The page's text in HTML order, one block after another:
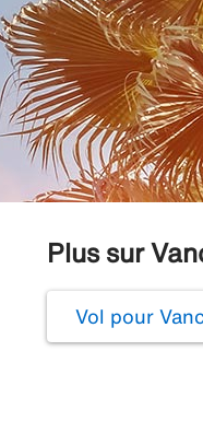
Plus sur
Vol pour